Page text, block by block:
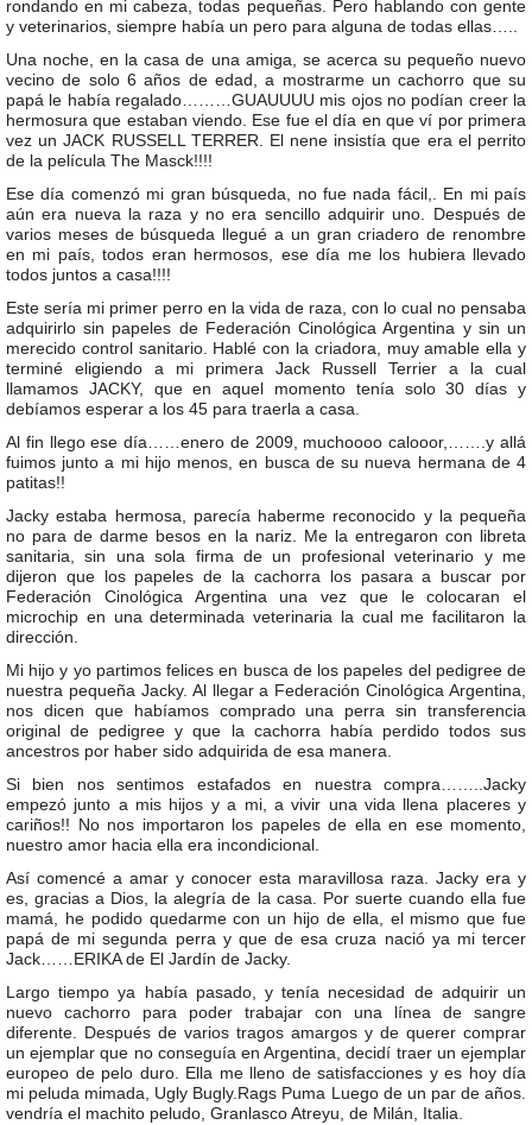
rondando en mi cabeza, todas pequeñas. Pero hablando con gente
y veterinarios, siempre había un pero para alguna de todas ellas…..
Una noche, en la casa de una amiga, se acerca su pequeño nuevo
vecino de solo 6 años de edad, a mostrarme un cachorro que su
papá le había regalado………GUAUUUU mis ojos no podían creer la
hermosura que estaban viendo. Ese fue el día en que ví por primera
vez un JACK RUSSELL TERRER. El nene insistía que era el perrito
de la película The Masck!!!!
Ese día comenzó mi gran búsqueda, no fue nada fácil,. En mi país
aún era nueva la raza y no era sencillo adquirir uno. Después de
varios meses de búsqueda llegué a un gran criadero de renombre
en mi país, todos eran hermosos, ese día me los hubiera llevado
todos juntos a casa!!!!
Este sería mi primer perro en la vida de raza, con lo cual no pensaba
adquirirlo sin papeles de Federación Cinológica Argentina y sin un
merecido control sanitario. Hablé con la criadora, muy amable ella y
terminé eligiendo a mi primera Jack Russell Terrier a la cual
llamamos JACKY, que en aquel momento tenía solo 30 días y
debíamos esperar a los 45 para traerla a casa.
Al fin llego ese día……enero de 2009, muchoooo calooor,…….y allá
fuimos junto a mi hijo menos, en busca de su nueva hermana de 4
patitas!!
Jacky estaba hermosa, parecía haberme reconocido y la pequeña
no para de darme besos en la nariz. Me la entregaron con libreta
sanitaria, sin una sola firma de un profesional veterinario y me
dijeron que los papeles de la cachorra los pasara a buscar por
Federación Cinológica Argentina una vez que le colocaran el
microchip en una determinada veterinaria la cual me facilitaron la
dirección.
Mi hijo y yo partimos felices en busca de los papeles del pedigree de
nuestra pequeña Jacky. Al llegar a Federación Cinológica Argentina,
nos dicen que habíamos comprado una perra sin transferencia
original de pedigree y que la cachorra había perdido todos sus
ancestros por haber sido adquirida de esa manera.
Si bien nos sentimos estafados en nuestra compra……..Jacky
empezó junto a mis hijos y a mi, a vivir una vida llena placeres y
cariños!! No nos importaron los papeles de ella en ese momento,
nuestro amor hacia ella era incondicional.
Así comencé a amar y conocer esta maravillosa raza. Jacky era y
es, gracias a Dios, la alegría de la casa. Por suerte cuando ella fue
mamá, he podido quedarme con un hijo de ella, el mismo que fue
papá de mi segunda perra y que de esa cruza nació ya mi tercer
Jack……ERIKA de El Jardín de Jacky.
Largo tiempo ya había pasado, y tenía necesidad de adquirir un
nuevo cachorro para poder trabajar con una línea de sangre
diferente. Después de varios tragos amargos y de querer comprar
un ejemplar que no conseguía en Argentina, decidí traer un ejemplar
europeo de pelo duro. Ella me lleno de satisfacciones y es hoy día
mi peluda mimada, Ugly Bugly.Rags Puma Luego de un par de años.
vendría el machito peludo, Granlasco Atreyu, de Milán, Italia.